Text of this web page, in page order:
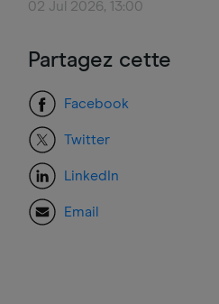
02 Jul 2026, 13:00
Partagez cette
Facebook
Twitter
LinkedIn
Email